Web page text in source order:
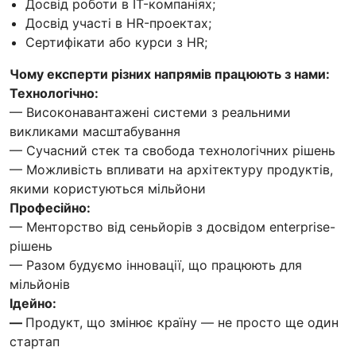
Досвід роботи в IT-компаніях;
Досвід участі в HR-проектах;
Сертифікати або курси з HR;
Чому експерти різних напрямів працюють з нами:
Технологічно:
— Високонавантажені системи з реальними
викликами масштабування
— Сучасний стек та свобода технологічних рішень
— Можливість впливати на архітектуру продуктів,
якими користуються мільйони
Професійно:
— Менторство від сеньйорів з досвідом enterprise-
рішень
— Разом будуємо інновації, що працюють для
мільйонів
Ідейно:
— Продукт, що змінює країну — не просто ще один
стартап